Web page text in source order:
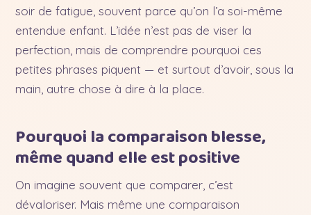
soir de fatigue, souvent parce qu’on l’a soi-même
entendue enfant. L’idée n’est pas de viser la
perfection, mais de comprendre pourquoi ces
petites phrases piquent — et surtout d’avoir, sous la
main, autre chose à dire à la place.
Pourquoi la comparaison blesse,
même quand elle est positive
On imagine souvent que comparer, c’est
dévaloriser. Mais même une comparaison